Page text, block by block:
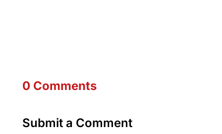
0 Comments
Submit a Comment